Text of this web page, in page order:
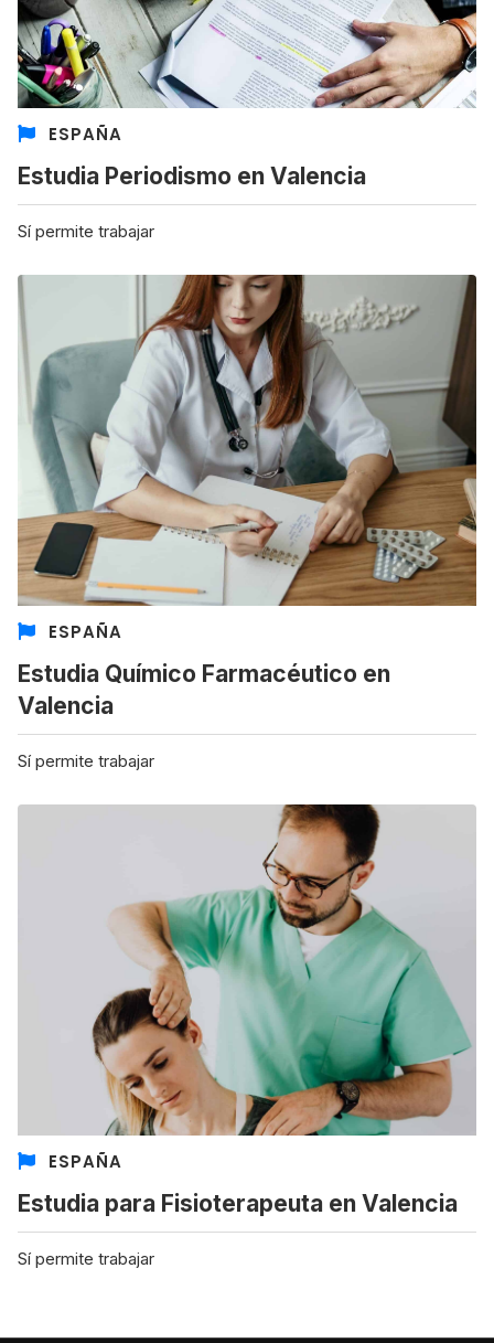
ESPAÑA
Estudia Periodismo en Valencia
Sí permite trabajar
ESPAÑA
Estudia Químico Farmacéutico en
Valencia
Sí permite trabajar
ESPAÑA
Estudia para Fisioterapeuta en Valencia
Sí permite trabajar